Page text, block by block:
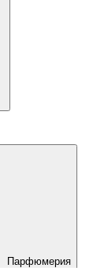
Парфюмерия